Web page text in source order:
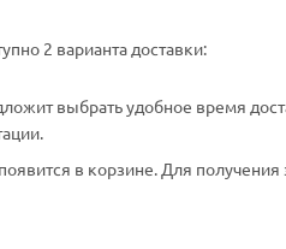
2 варианта доставки:
выбрать удобное время
в корзине. Для получения